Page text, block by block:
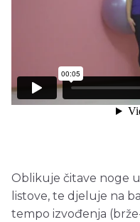
Oblikuje čitave noge
listove, te djeluje na
tempo izvođenja